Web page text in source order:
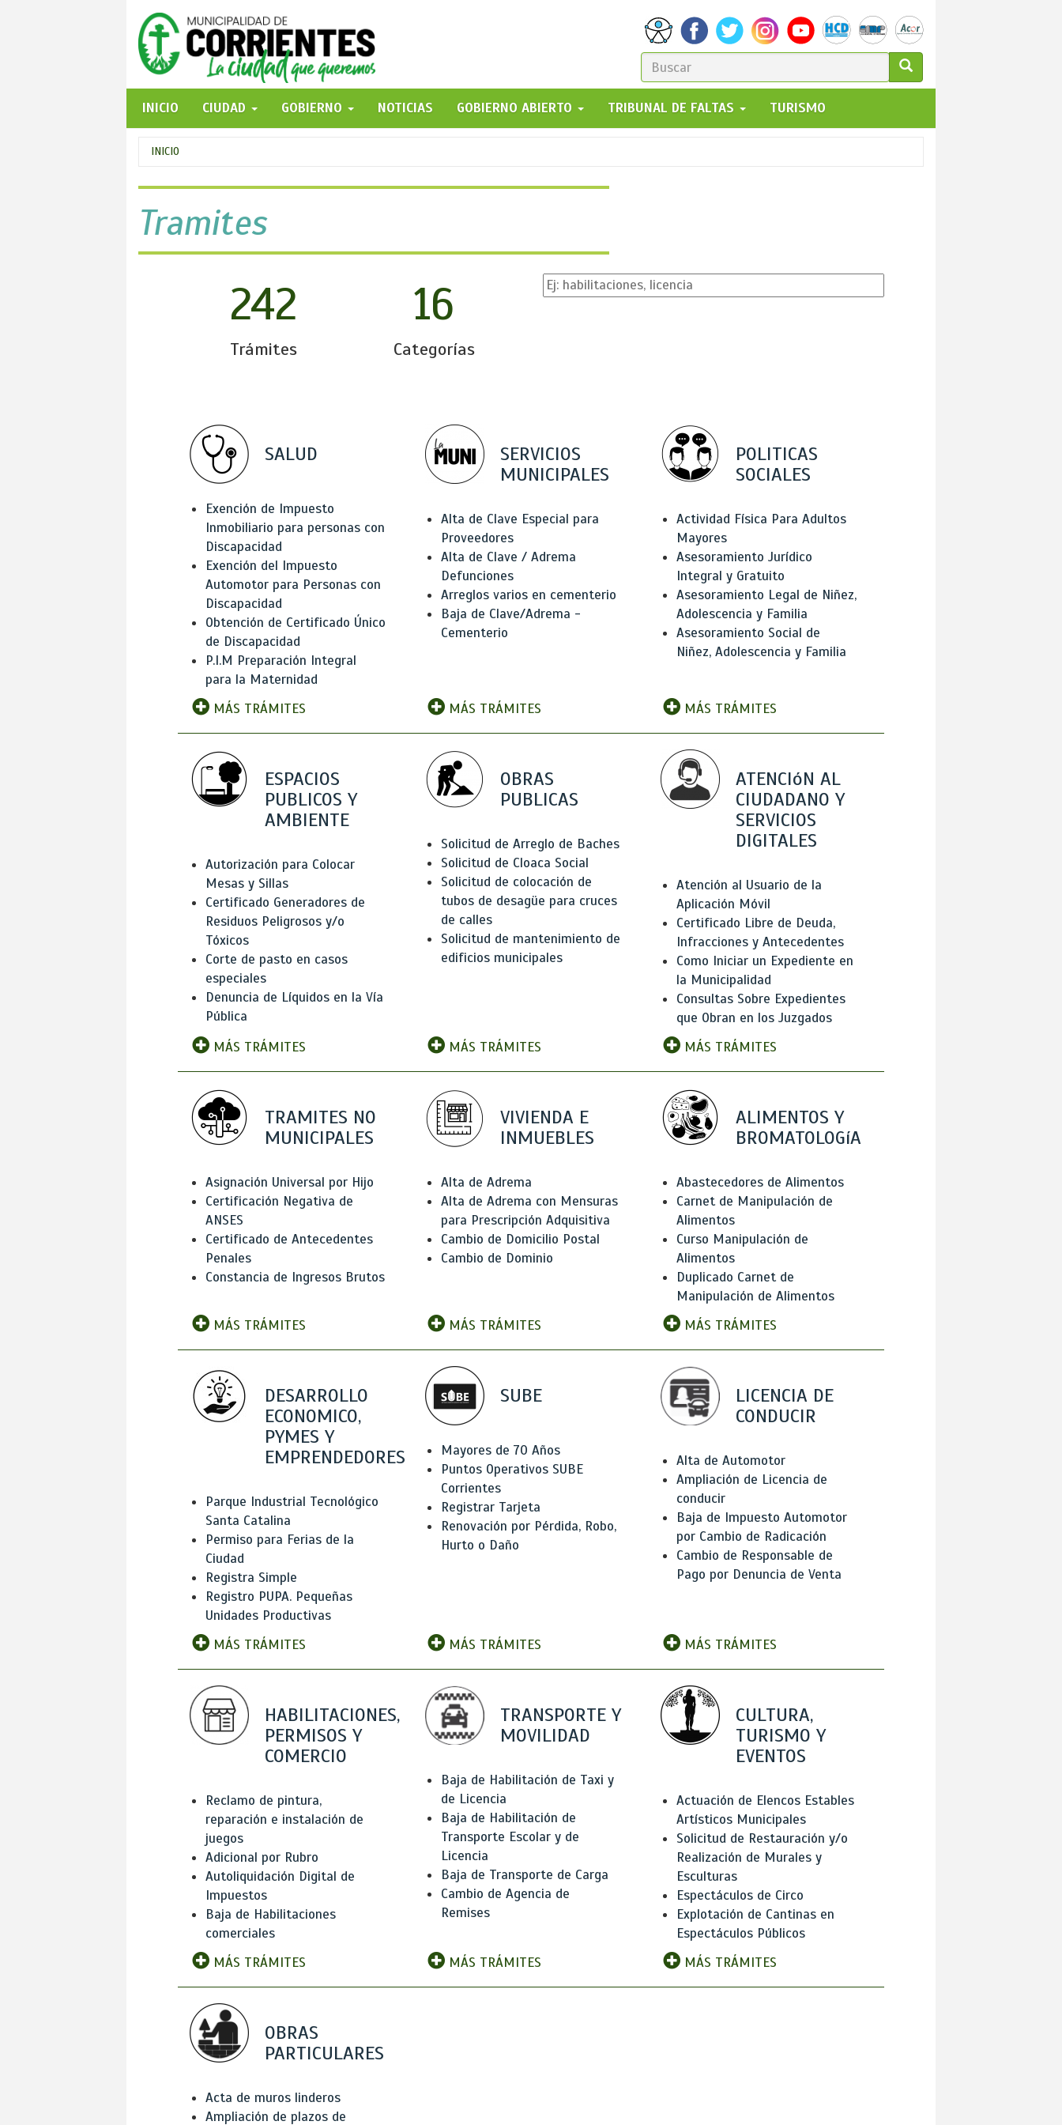
FORMULARIO
DE
BÚSQUEDA
GO!
INICIO
CIUDAD GOBIERNO NOTICIAS GOBIERNO ABIERTO TRIBUNAL DE FALTAS TURISMO
Se
encuentra
usted
aquí
INICIO
Tramites
242
Trámites
16
Categorías
SALUD
Exención de Impuesto
Inmobiliario para personas con
Discapacidad
Exención del Impuesto
Automotor para Personas con
Discapacidad
Obtención de Certificado Único
de Discapacidad
P.I.M Preparación Integral
para la Maternidad
MÁS TRÁMITES
SERVICIOS
MUNICIPALES
Alta de Clave Especial para
Proveedores
Alta de Clave / Adrema
Defunciones
Arreglos varios en cementerio
Baja de Clave/Adrema -
Cementerio
MÁS TRÁMITES
POLITICAS
SOCIALES
Actividad Física Para Adultos
Mayores
Asesoramiento Jurídico
Integral y Gratuito
Asesoramiento Legal de Niñez,
Adolescencia y Familia
Asesoramiento Social de
Niñez, Adolescencia y Familia
MÁS TRÁMITES
ESPACIOS
PUBLICOS Y
AMBIENTE
Autorización para Colocar
Mesas y Sillas
Certificado Generadores de
Residuos Peligrosos y/o
Tóxicos
Corte de pasto en casos
especiales
Denuncia de Líquidos en la Vía
Pública
MÁS TRÁMITES
OBRAS
PUBLICAS
Solicitud de Arreglo de Baches
Solicitud de Cloaca Social
Solicitud de colocación de
tubos de desagüe para cruces
de calles
Solicitud de mantenimiento de
edificios municipales
MÁS TRÁMITES
ATENCIóN AL
CIUDADANO Y
SERVICIOS
DIGITALES
Atención al Usuario de la
Aplicación Móvil
Certificado Libre de Deuda,
Infracciones y Antecedentes
Como Iniciar un Expediente en
la Municipalidad
Consultas Sobre Expedientes
que Obran en los Juzgados
MÁS TRÁMITES
TRAMITES NO
MUNICIPALES
Asignación Universal por Hijo
Certificación Negativa de
ANSES
Certificado de Antecedentes
Penales
Constancia de Ingresos Brutos
MÁS TRÁMITES
VIVIENDA E
INMUEBLES
Alta de Adrema
Alta de Adrema con Mensuras
para Prescripción Adquisitiva
Cambio de Domicilio Postal
Cambio de Dominio
MÁS TRÁMITES
ALIMENTOS Y
BROMATOLOGíA
Abastecedores de Alimentos
Carnet de Manipulación de
Alimentos
Curso Manipulación de
Alimentos
Duplicado Carnet de
Manipulación de Alimentos
MÁS TRÁMITES
DESARROLLO
ECONOMICO,
PYMES Y
EMPRENDEDORES
Parque Industrial Tecnológico
Santa Catalina
Permiso para Ferias de la
Ciudad
Registra Simple
Registro PUPA. Pequeñas
Unidades Productivas
MÁS TRÁMITES
SUBE
Mayores de 70 Años
Puntos Operativos SUBE
Corrientes
Registrar Tarjeta
Renovación por Pérdida, Robo,
Hurto o Daño
MÁS TRÁMITES
LICENCIA DE
CONDUCIR
Alta de Automotor
Ampliación de Licencia de
conducir
Baja de Impuesto Automotor
por Cambio de Radicación
Cambio de Responsable de
Pago por Denuncia de Venta
MÁS TRÁMITES
HABILITACIONES,
PERMISOS Y
COMERCIO
Reclamo de pintura,
reparación e instalación de
juegos
Adicional por Rubro
Autoliquidación Digital de
Impuestos
Baja de Habilitaciones
comerciales
MÁS TRÁMITES
TRANSPORTE Y
MOVILIDAD
Baja de Habilitación de Taxi y
de Licencia
Baja de Habilitación de
Transporte Escolar y de
Licencia
Baja de Transporte de Carga
Cambio de Agencia de
Remises
MÁS TRÁMITES
CULTURA,
TURISMO Y
EVENTOS
Actuación de Elencos Estables
Artísticos Municipales
Solicitud de Restauración y/o
Realización de Murales y
Esculturas
Espectáculos de Circo
Explotación de Cantinas en
Espectáculos Públicos
MÁS TRÁMITES
OBRAS
PARTICULARES
Acta de muros linderos
Ampliación de plazos de